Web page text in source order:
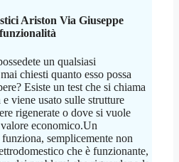
Ariston Via Giuseppe
un qualsiasi
chiesti quanto esso possa
Esiste un test che si chiama
viene usato sulle strutture
rigenerate o dove si vuole
economico.Un
semplicemente non
che è funzionante,